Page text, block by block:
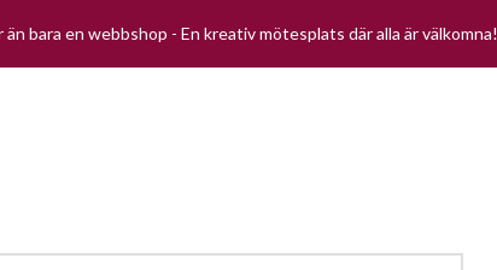
bara en webbshop - En kreativ mötesplats där alla är välkomna!